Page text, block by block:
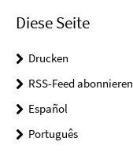
Diese Seite
Drucken
RSS-Feed abonnieren
Español
Português